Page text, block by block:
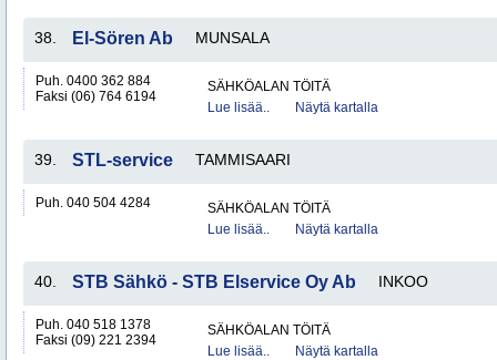
38. El-Sören Ab MUNSALA
Puh. 0400 362 884
Faksi (06) 764 6194
SÄHKÖALAN TÖITÄ
Lue lisää..
Näytä kartalla
39. STL-service TAMMISAARI
Puh. 040 504 4284
SÄHKÖALAN TÖITÄ
Lue lisää..
Näytä kartalla
40. STB Sähkö - STB Elservice Oy Ab INKOO
Puh. 040 518 1378
Faksi (09) 221 2394
SÄHKÖALAN TÖITÄ
Lue lisää..
Näytä kartalla